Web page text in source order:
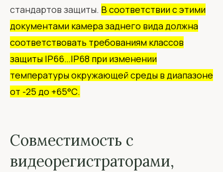
стандартов защиты. В соответствии с этими
документами камера заднего вида должна
соответствовать требованиям классов
защиты IP66…IP68 при изменении
температуры окружающей среды в диапазоне
от -25 до +65°С.
Совместимость с
видеорегистраторами,